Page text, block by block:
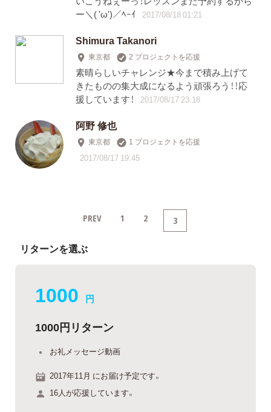
ー＼( 'ω')／ﾍｰｲ
2017/08/18 01:21
Shimura Takanori
東京都 2 プロジェクトを応援
素晴らしいチャレンジ★今まで積み上げて
きたものの集大成になるよう頑張ろう！！応
援しています！
2017/08/17 23:18
阿野 修也
東京都 1 プロジェクトを応援
2017/08/17 19:45
PREV 1 2 3
リターンを選ぶ
1000 円
1000円リターン
お礼メッセージ動画
2017年11月 にお届け予定です。
16人が応援しています。